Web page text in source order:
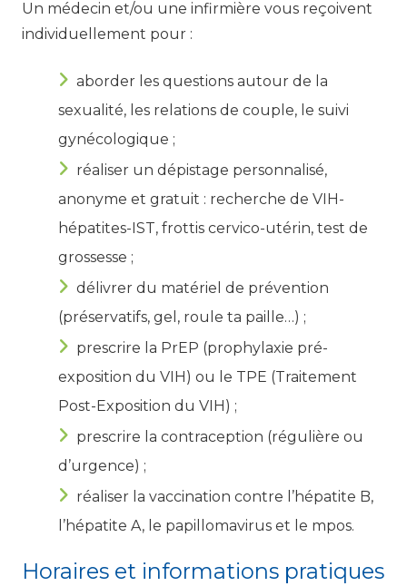
Un médecin et/ou une infirmière vous reçoivent
individuellement pour :
aborder les questions autour de la
sexualité, les relations de couple, le suivi
gynécologique ;
réaliser un dépistage personnalisé,
anonyme et gratuit : recherche de VIH-
hépatites-IST, frottis cervico-utérin, test de
grossesse ;
délivrer du matériel de prévention
(préservatifs, gel, roule ta paille…) ;
prescrire la PrEP (prophylaxie pré-
exposition du VIH) ou le TPE (Traitement
Post-Exposition du VIH) ;
prescrire la contraception (régulière ou
d’urgence) ;
réaliser la vaccination contre l’hépatite B,
l’hépatite A, le papillomavirus et le mpos.
Horaires et informations pratiques